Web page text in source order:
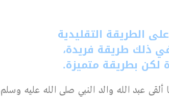
الطريقة التقليدية
ذلك طريقة فريدة،
بطريقة متميزة.
ألقى عبد الله والد النبي صلى الله عليه وسلم